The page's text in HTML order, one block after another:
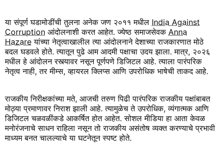
या संपूर्ण घडामोडींची तुलना अनेक जण २०११ मधील India Against
Corruption आंदोलनाशी करत आहेत. ज्येष्ठ समाजसेवक Anna
Hazare यांच्या नेतृत्वाखालील त्या आंदोलनाने देशाच्या राजकारणात मोठे
बदल घडवले होते. त्यातून पुढे आम आदमी पक्षाचा उदय झाला. मात्र, २०२६
मधील हे आंदोलन रस्त्यावर नसून पूर्णपणे डिजिटल आहे. त्याला पारंपरिक
नेतृत्व नाही, तर मीम्स, व्हायरल क्लिप्स आणि उपरोधिक भाषेची ताकद आहे.
राजकीय निरीक्षकांच्या मते, आजची तरुण पिढी पारंपरिक राजकीय पक्षांबाबत
मोठ्या प्रमाणावर निराश झाली आहे. त्यामुळेच ते उपरोधिक, व्यंगात्मक आणि
डिजिटल चळवळींकडे आकर्षित होत आहेत. सोशल मीडिया हा आता केवळ
मनोरंजनाचे साधन राहिला नसून तो राजकीय असंतोष व्यक्त करण्याचे प्रभावी
माध्यम बनत चालल्याचे या घटनेतून स्पष्ट होते.